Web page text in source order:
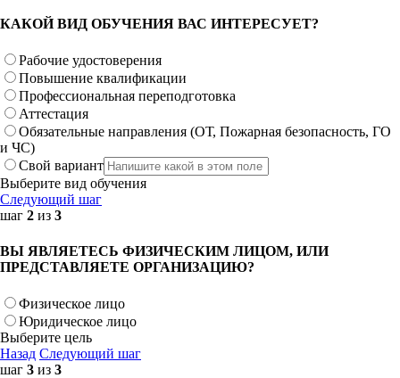
КАКОЙ ВИД ОБУЧЕНИЯ ВАС ИНТЕРЕСУЕТ?
Рабочие удостоверения
Повышение квалификации
Профессиональная переподготовка
Аттестация
Обязательные направления (ОТ, Пожарная безопасность, ГО
и ЧС)
Свой вариант
Выберите вид обучения
Следующий шаг
шаг 2 из 3
ВЫ ЯВЛЯЕТЕСЬ ФИЗИЧЕСКИМ ЛИЦОМ, ИЛИ
ПРЕДСТАВЛЯЕТЕ ОРГАНИЗАЦИЮ?
Физическое лицо
Юридическое лицо
Выберите цель
Назад Следующий шаг
шаг 3 из 3